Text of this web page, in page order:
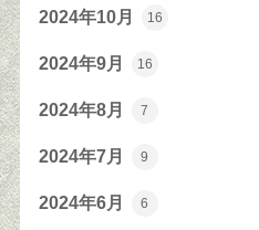
2024年10月 16
2024年9月 16
2024年8月 7
2024年7月 9
2024年6月 6